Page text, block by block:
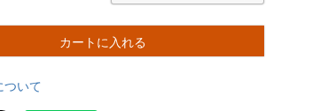
カートに入れる
ついて